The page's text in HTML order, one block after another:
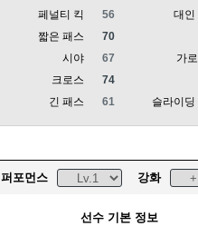
페널티 킥
56
짧은 패스
70
시야
67
크로스
74
긴 패스
61
대인
가
슬라이딩
퍼포먼스 강화
선수 기본 정보